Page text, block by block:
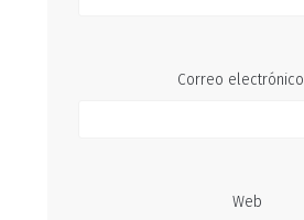
Correo electrónico
Web